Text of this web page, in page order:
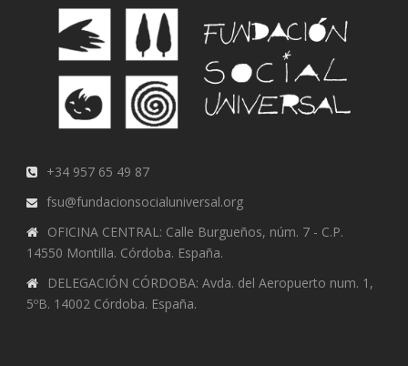
+34 957 65 49 87
fsu@fundacionsocialuniversal.org
OFICINA CENTRAL: Calle Burgueños, núm. 7 - C.P.
14550 Montilla. Córdoba. España.
DELEGACIÓN CÓRDOBA: Avda. del Aeropuerto num. 1,
5ºB. 14002 Córdoba. España.